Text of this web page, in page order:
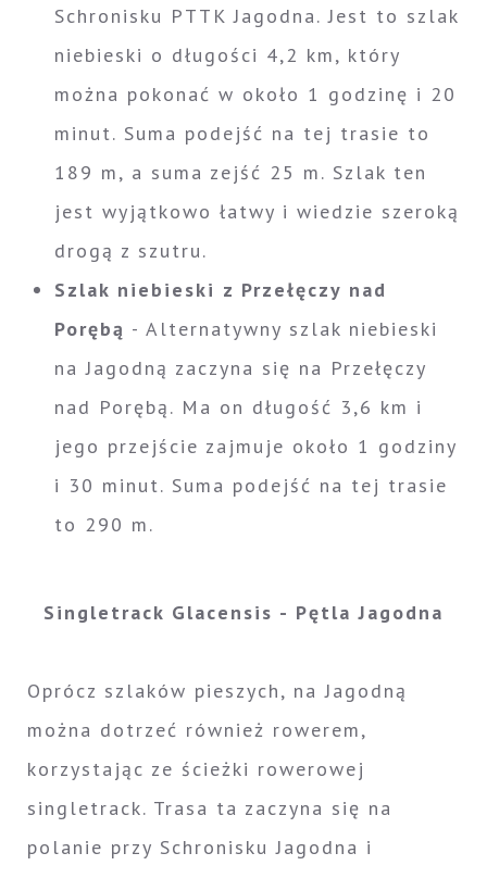
Schronisku PTTK Jagodna. Jest to szlak
niebieski o długości 4,2 km, który
można pokonać w około 1 godzinę i 20
minut. Suma podejść na tej trasie to
189 m, a suma zejść 25 m. Szlak ten
jest wyjątkowo łatwy i wiedzie szeroką
drogą z szutru.
Szlak niebieski z Przełęczy nad
Porębą - Alternatywny szlak niebieski
na Jagodną zaczyna się na Przełęczy
nad Porębą. Ma on długość 3,6 km i
jego przejście zajmuje około 1 godziny
i 30 minut. Suma podejść na tej trasie
to 290 m.
Singletrack Glacensis - Pętla Jagodna
Oprócz szlaków pieszych, na Jagodną
można dotrzeć również rowerem,
korzystając ze ścieżki rowerowej
singletrack. Trasa ta zaczyna się na
polanie przy Schronisku Jagodna i